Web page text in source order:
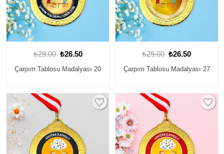
₺29.00 ₺26.50
Çarpım Tablosu Madalyası 20
₺29.00 ₺26.50
Çarpım Tablosu Madalyası 27